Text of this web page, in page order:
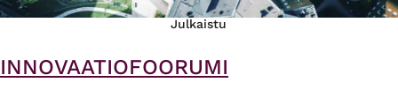
Julkaistu
INNOVAATIOFOORUMI